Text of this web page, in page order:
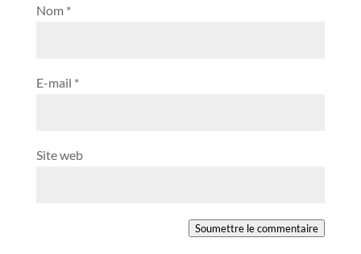
Nom *
E-mail *
Site web
Soumettre le commentaire